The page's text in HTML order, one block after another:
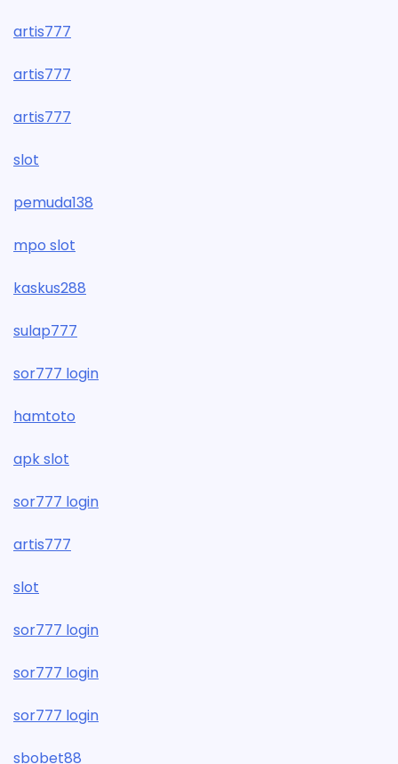
artis777
artis777
artis777
slot
pemuda138
mpo slot
kaskus288
sulap777
sor777 login
hamtoto
apk slot
sor777 login
artis777
slot
sor777 login
sor777 login
sor777 login
sbobet88